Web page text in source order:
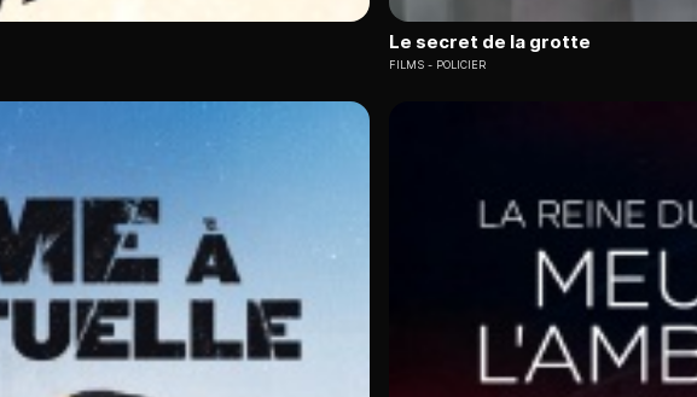
Le secret de la grotte
FILMS POLICIER